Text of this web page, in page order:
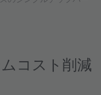
コスト削減